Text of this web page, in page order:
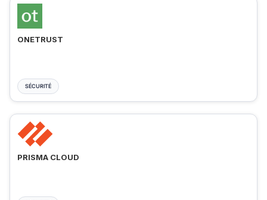
ONETRUST
SÉCURITÉ
PRISMA CLOUD